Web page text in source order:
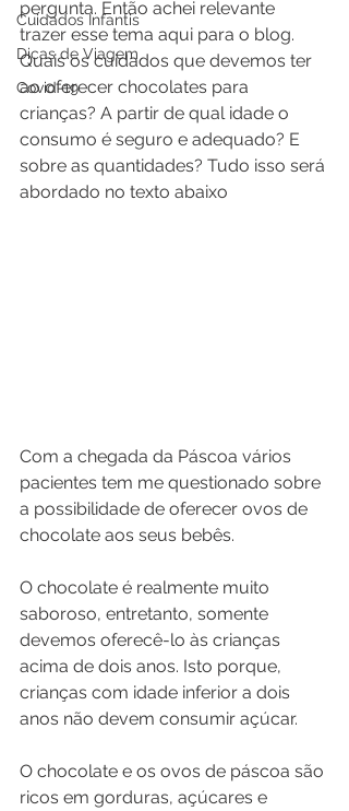
Cuidados Infantis
Dicas de Viagem
Covid-19
pergunta. Então achei relevante
trazer esse tema aqui para o blog.
Quais os cuidados que devemos ter
ao oferecer chocolates para
crianças? A partir de qual idade o
consumo é seguro e adequado? E
sobre as quantidades? Tudo isso será
abordado no texto abaixo
Com a chegada da Páscoa vários
pacientes tem me questionado sobre
a possibilidade de oferecer ovos de
chocolate aos seus bebês.
O chocolate é realmente muito
saboroso, entretanto, somente
devemos oferecê-lo às crianças
acima de dois anos. Isto porque,
crianças com idade inferior a dois
anos não devem consumir açúcar.
O chocolate e os ovos de páscoa são
ricos em gorduras, açúcares e